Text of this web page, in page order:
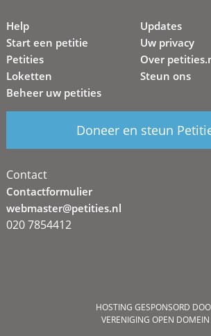
Help
Start een petitie
Petities
Loketten
Beheer uw petities
Updates
Uw privacy
Over
Steun ons
Doneer en steun
Contact
Contactformulier
webmaster@petities.nl
020 7854412
HOSTING GESPONSORD
VERENIGING OPEN DOMEIN